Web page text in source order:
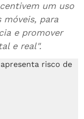
um uso
móveis, para
e promover
e real".